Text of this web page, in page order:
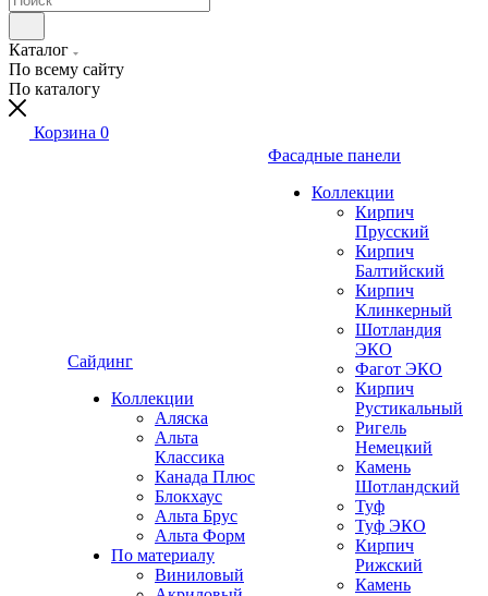
Каталог
По всему сайту
По каталогу
Корзина 0
Сайдинг
Коллекции
Аляска
Альта
Классика
Канада Плюс
Блокхаус
Альта Брус
Альта Форм
По материалу
Виниловый
Фасадные панели
Коллекции
Кирпич
Прусский
Кирпич
Балтийский
Кирпич
Клинкерный
Шотландия
ЭКО
Фагот ЭКО
Кирпич
Рустикальный
Ригель
Немецкий
Камень
Шотландский
Туф
Туф ЭКО
Кирпич
Рижский
Камень